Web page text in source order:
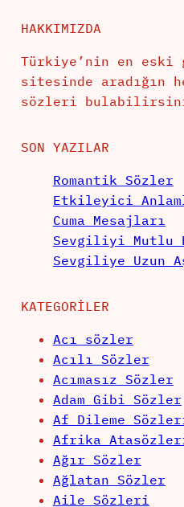
HAKKIMIZDA
Türkiye’nin en eski
sitesinde aradığın
sözleri
SON YAZILAR
Romantik Sözler
Etkileyici
Cuma Mesajları
Sevgiliyi Mutlu
Sevgiliye Uzun
KATEGORILER
Acı sözler
Acılı Sözler
Acımasız Sözler
Adam Gibi Sözler
Af Dileme
Afrika
Ağır Sözler
Ağlatan Sözler
Aile Sözleri